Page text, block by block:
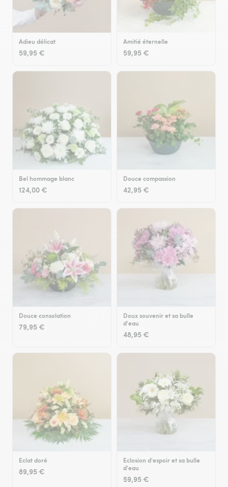
Adieu délicat
59,95 €
Amitié éternelle
59,95 €
Bel hommage blanc
124,00 €
Douce compassion
42,95 €
Douce consolation
79,95 €
Doux souvenir et sa bulle
d'eau
48,95 €
Eclat doré
89,95 €
Eclosion d'espoir et sa bulle
d'eau
59,95 €